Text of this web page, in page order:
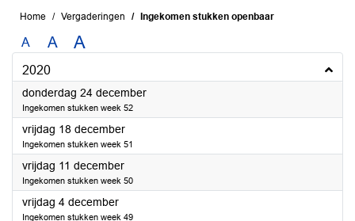
Home Vergaderingen Ingekomen stukken openbaar
A A A
2020
donderdag 24 december2020
Ingekomen stukken week 52
vrijdag 18 december2020
Ingekomen stukken week 51
vrijdag 11 december2020
Ingekomen stukken week 50
vrijdag 4 december2020
Ingekomen stukken week 49